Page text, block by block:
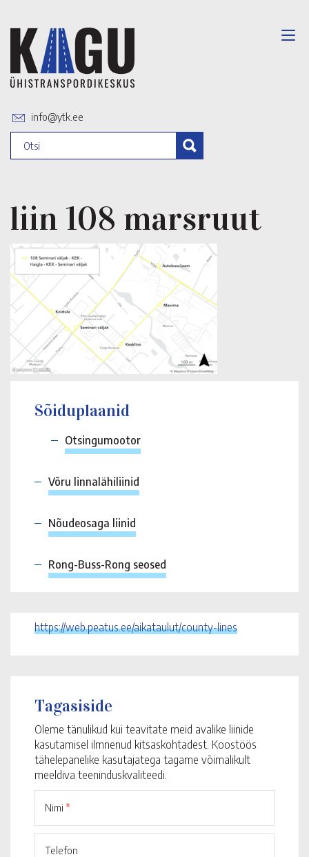
info@ytk.ee
liin 108 marsruut
Sõiduplaanid
Otsingumootor
Võru linnalähiliinid
Nõudeosaga liinid
Rong-Buss-Rong seosed
https://web.peatus.ee/aikataulut/county-lines
Tagasiside
Oleme tänulikud kui teavitate meid avalike liinide
kasutamisel ilmnenud kitsaskohtadest. Koostöös
tähelepanelike kasutajatega tagame võimalikult
meeldiva teeninduskvaliteedi.
Nimi *
Telefon